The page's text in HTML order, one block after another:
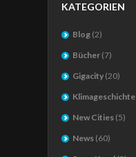
KATEGORIEN
Blog (2)
Bücher (7)
Gigacity (20)
Klimageschichte
New Cities (5)
News (60)